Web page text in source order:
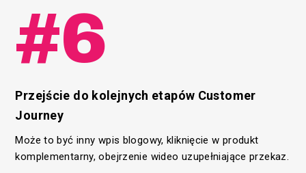
#6
Przejście do kolejnych etapów Customer
Journey
Może to być inny wpis blogowy, kliknięcie w produkt
komplementarny, obejrzenie wideo uzupełniające przekaz.